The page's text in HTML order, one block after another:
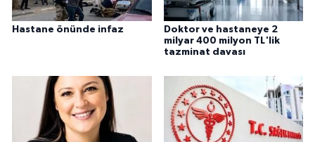
Hastane önünde infaz
Doktor ve hastaneye 2
milyar 400 milyon TL'lik
tazminat davası